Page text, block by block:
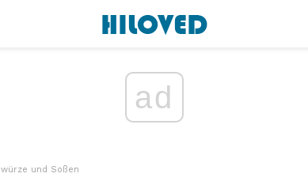
ad
und Soßen